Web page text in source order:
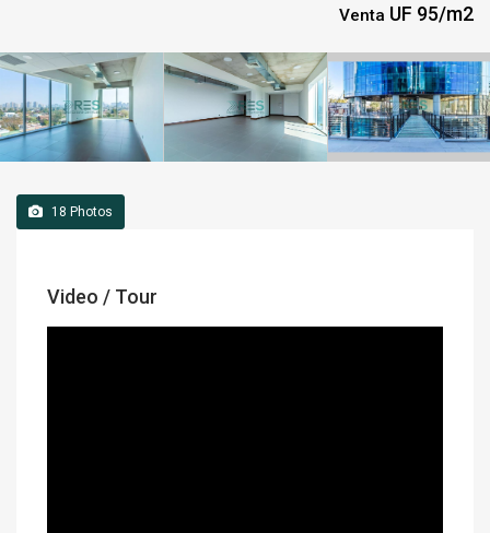
Venta UF 95/m2
18 Photos
Video / Tour